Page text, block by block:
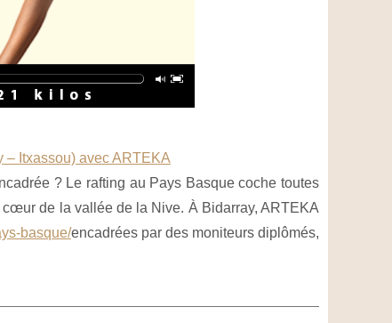
– Itxassou) avec ARTEKA
? Le rafting au Pays Basque coche toutes
cœur de la vallée de la Nive. À Bidarray, ARTEKA
basque/encadrées par des moniteurs diplômés,